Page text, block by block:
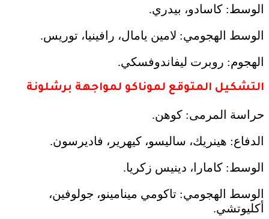
الوسط: كاسادو، بيدري.
الوسط الهجومي: لامين يامال، رافينيا، توريس.
الهجوم: روبرت ليفاندوفسكي.
التشكيل المتوقع لموناكو لمواجهة برشلونة
حراسة المرمى: كوهن.
الدفاع: هينريك، ساليسو، كيهرير، فاديرسون.
الوسط: كامارا، دينيس زكريا.
الوسط الهجومي: تاكومي مينامينو، جولوفين،
أكليوتشي.